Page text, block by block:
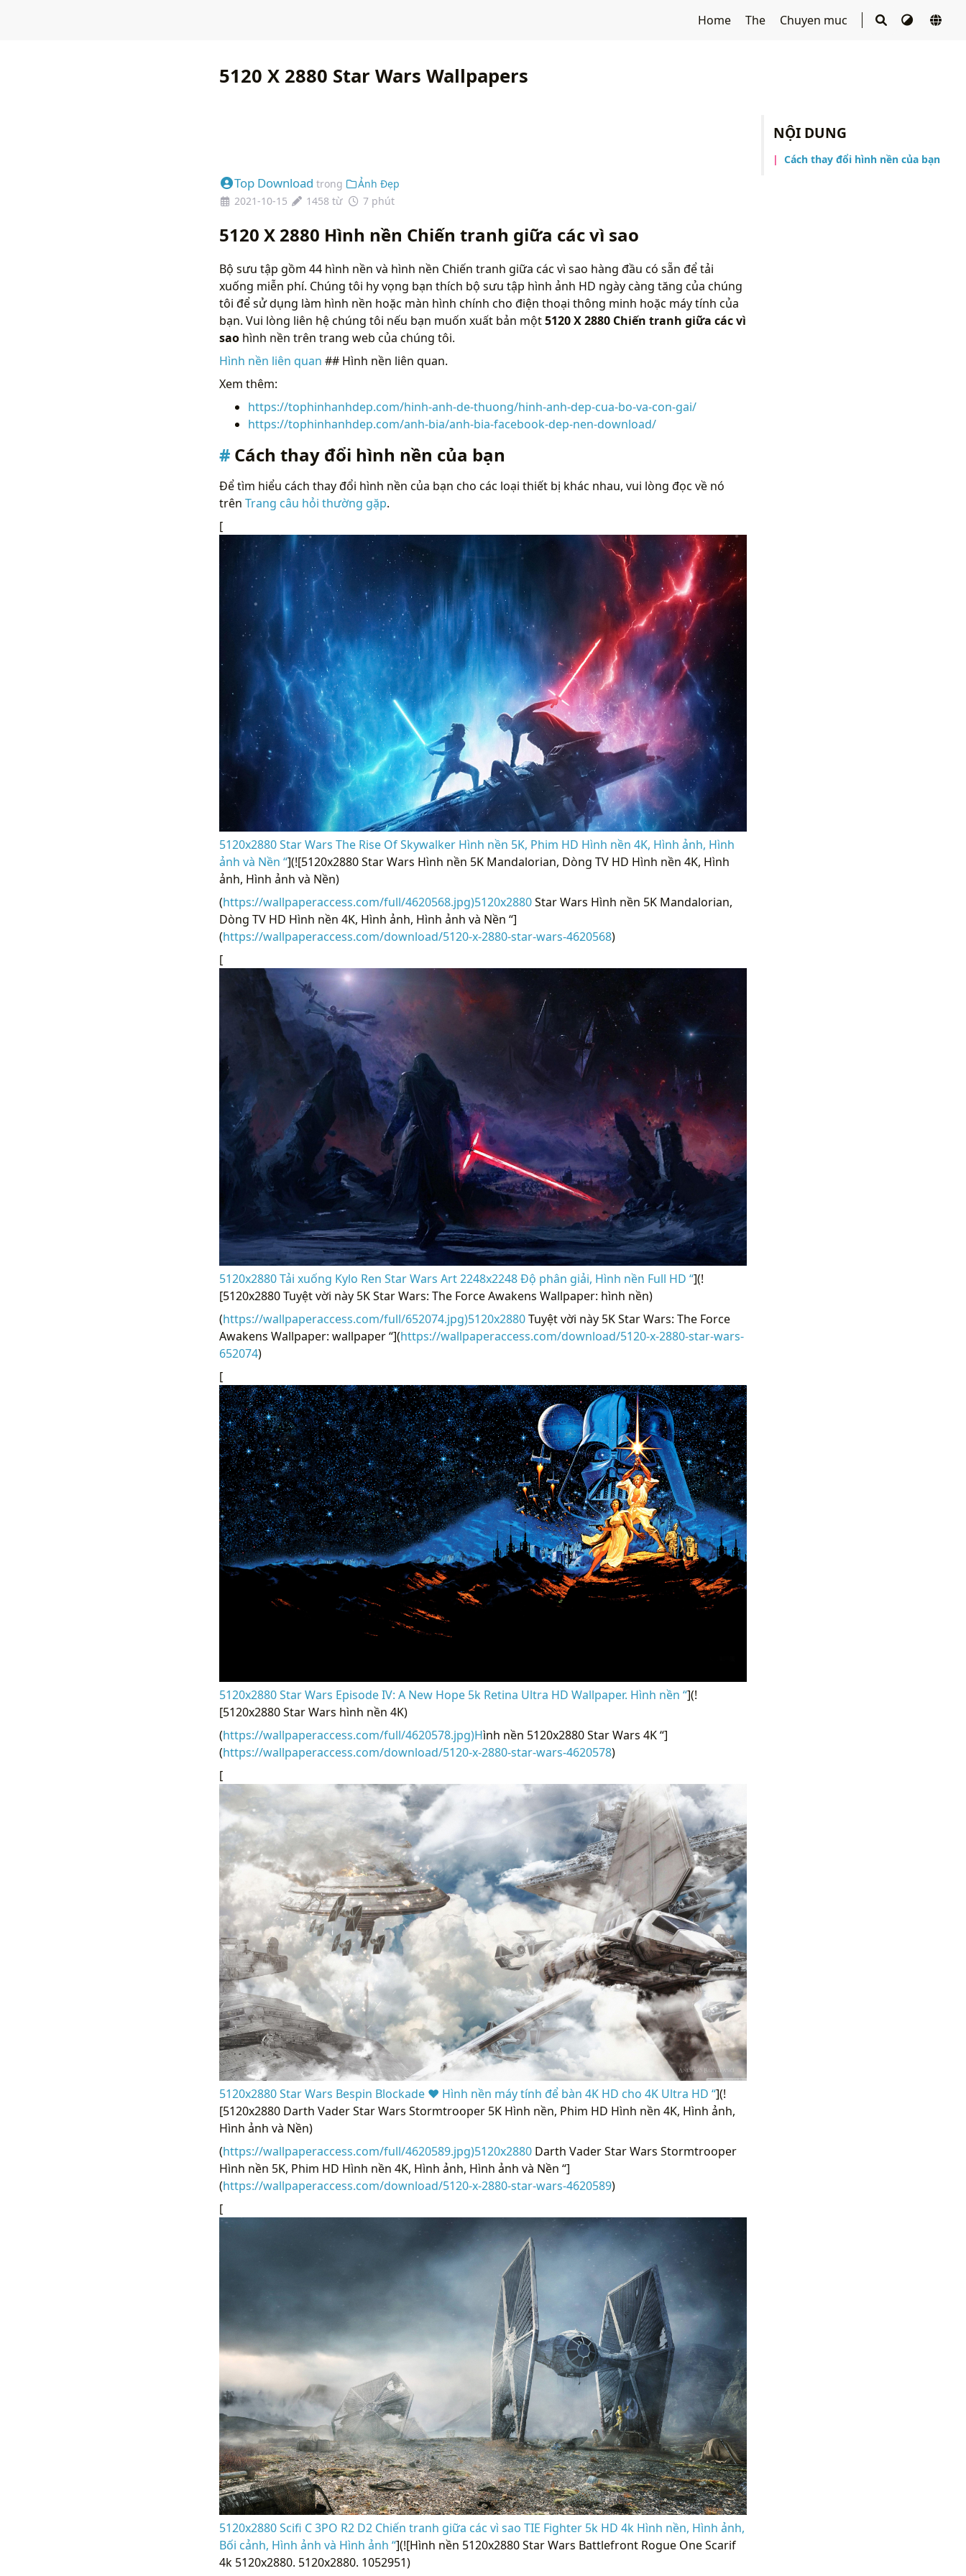
Home The Chuyen muc
NỘI DUNG
Cách thay đổi hình nền của bạn
5120 X 2880 Star Wars Wallpapers
Top Download trong
Ảnh Đẹp
2021-10-15
1458 từ 7 phút
5120 X 2880 Hình nền Chiến tranh giữa các vì sao
Bộ sưu tập gồm 44 hình nền và hình nền Chiến tranh giữa các vì sao hàng đầu có sẵn để tải
xuống miễn phí. Chúng tôi hy vọng bạn thích bộ sưu tập hình ảnh HD ngày càng tăng của chúng
tôi để sử dụng làm hình nền hoặc màn hình chính cho điện thoại thông minh hoặc máy tính của
bạn. Vui lòng liên hệ chúng tôi nếu bạn muốn xuất bản một5120 X 2880 Chiến tranh giữa các vì
saohình nền trên trang web của chúng tôi.
Hình nền liên quan ## Hình nền liên quan.
Xem thêm:
https://tophinhanhdep.com/hinh-anh-de-thuong/hinh-anh-dep-cua-bo-va-con-gai/
https://tophinhanhdep.com/anh-bia/anh-bia-facebook-dep-nen-download/
Cách thay đổi hình nền của bạn
Để tìm hiểu cách thay đổi hình nền của bạn cho các loại thiết bị khác nhau, vui lòng đọc về nó
trên Trang câu hỏi thường gặp.
[
5120x2880 Star Wars The Rise Of Skywalker Hình nền 5K, Phim HD Hình nền 4K, Hình ảnh, Hình
ảnh và Nền “](![5120x2880 Star Wars Hình nền 5K Mandalorian, Dòng TV HD Hình nền 4K, Hình
ảnh, Hình ảnh và Nền)
(https://wallpaperaccess.com/full/4620568.jpg)5120x2880Star Wars Hình nền 5K Mandalorian,
Dòng TV HD Hình nền 4K, Hình ảnh, Hình ảnh và Nền “]
(https://wallpaperaccess.com/download/5120-x-2880-star-wars-4620568)
[
5120x2880 Tải xuống Kylo Ren Star Wars Art 2248x2248 Độ phân giải, Hình nền Full HD “](!
[5120x2880 Tuyệt vời này 5K Star Wars: The Force Awakens Wallpaper: hình nền)
(https://wallpaperaccess.com/full/652074.jpg)5120x2880Tuyệt vời này 5K Star Wars: The Force
Awakens Wallpaper: wallpaper “](https://wallpaperaccess.com/download/5120-x-2880-star-wars-
652074)
[
5120x2880 Star Wars Episode IV: A New Hope 5k Retina Ultra HD Wallpaper. Hình nền “](!
[5120x2880 Star Wars hình nền 4K)
(https://wallpaperaccess.com/full/4620578.jpg)Hình nền 5120x2880 Star Wars 4K “]
(https://wallpaperaccess.com/download/5120-x-2880-star-wars-4620578)
[
5120x2880 Star Wars Bespin Blockade ❤ Hình nền máy tính để bàn 4K HD cho 4K Ultra HD “](!
[5120x2880 Darth Vader Star Wars Stormtrooper 5K Hình nền, Phim HD Hình nền 4K, Hình ảnh,
Hình ảnh và Nền)
(https://wallpaperaccess.com/full/4620589.jpg)5120x2880Darth Vader Star Wars Stormtrooper
Hình nền 5K, Phim HD Hình nền 4K, Hình ảnh, Hình ảnh và Nền “]
(https://wallpaperaccess.com/download/5120-x-2880-star-wars-4620589)
[
5120x2880 Scifi C 3PO R2 D2 Chiến tranh giữa các vì sao TIE Fighter 5k HD 4k Hình nền, Hình ảnh,
Bối cảnh, Hình ảnh và Hình ảnh “](![Hình nền 5120x2880 Star Wars Battlefront Rogue One Scarif
4k 5120x2880. 5120x2880. 1052951)